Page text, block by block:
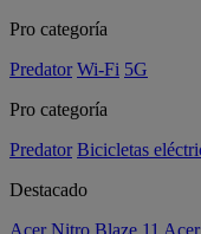
Pro categoría
Predator Wi-Fi 5G
Pro categoría
Predator Bicicletas
Destacado
Acer Nitro Blaze 11